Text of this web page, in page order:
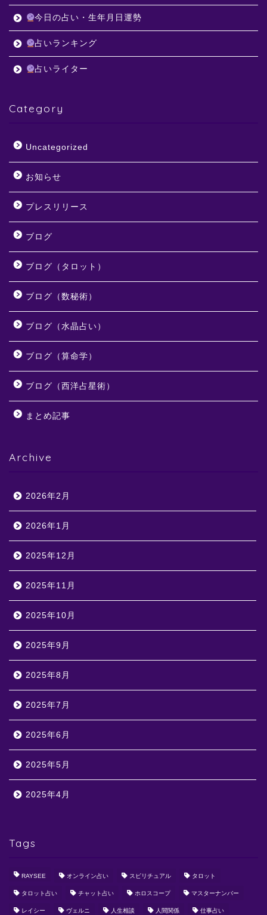
今日の占い・生年月日運勢
占いランキング
占いライター
Category
Uncategorized
お知らせ
プレスリリース
ブログ
ブログ（タロット）
ブログ（数秘術）
ブログ（水晶占い）
ブログ（算命学）
ブログ（西洋占星術）
まとめ記事
Archive
2026年2月
2026年1月
2025年12月
2025年11月
2025年10月
2025年9月
2025年8月
2025年7月
2025年6月
2025年5月
2025年4月
Tags
RAYSEE オンライン占い スピリチュアル タロット
タロット占い チャット占い ホロスコープ マスターナンバー
レイシー ヴェルニ 人生相談 人間関係 仕事占い